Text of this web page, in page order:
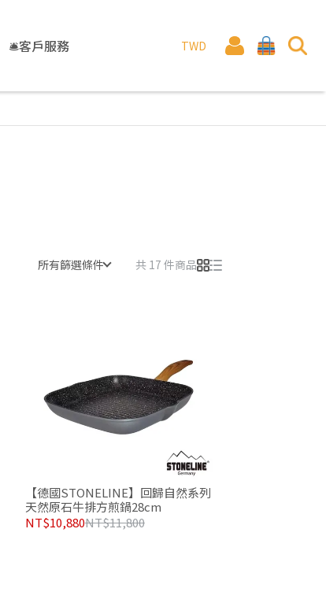
🛎️客戶服務 TWD
所有篩選條件 共 17 件商品
【德國STONELINE】回歸自然系列
天然原石牛排方煎鍋28cm
NT$10,880NT$11,800